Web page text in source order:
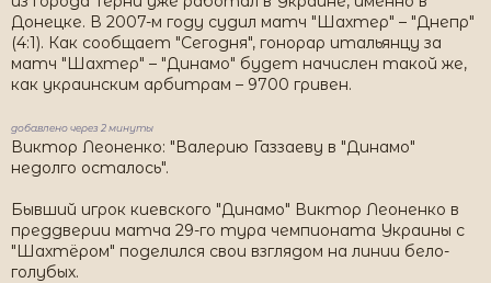
Донецке. В 2007-м году судил матч "Шахтер" – "Днепр"
(4:1). Как сообщает "Сегодня", гонорар итальянцу за
матч "Шахтер" – "Динамо" будет начислен такой же,
как украинским арбитрам – 9700 гривен.
добавлено через 2 минуты
Виктор Леоненко: "Валерию Газзаеву в "Динамо"
недолго осталось".
Бывший игрок киевского "Динамо" Виктор Леоненко в
преддверии матча 29-го тура чемпионата Украины с
"Шахтёром" поделился свои взглядом на линии бело-
голубых.